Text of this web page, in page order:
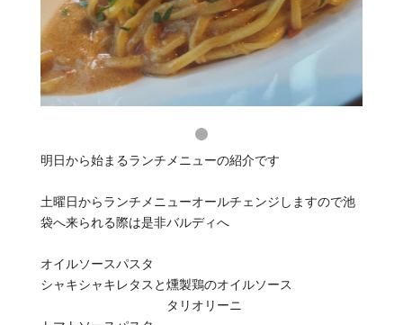
明日から始まるランチメニューの紹介です
土曜日からランチメニューオールチェンジしますので池
袋へ来られる際は是非バルディへ‍
オイルソースパスタ
シャキシャキレタスと燻製鶏のオイルソース
タリオリーニ